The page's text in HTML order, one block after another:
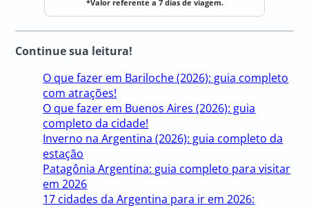
*Valor referente a 7 dias de viagem.
Continue sua leitura!
O que fazer em Bariloche (2026): guia completo
com atrações!
O que fazer em Buenos Aires (2026): guia
completo da cidade!
Inverno na Argentina (2026): guia completo da
estação
Patagônia Argentina: guia completo para visitar
em 2026
17 cidades da Argentina para ir em 2026: